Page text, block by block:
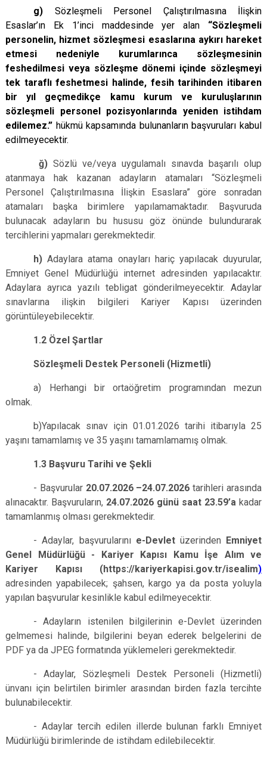
g) Sözleşmeli Personel Çalıştırılmasına İlişkin
Esaslar’ın Ek 1’inci maddesinde yer alan “Sözleşmeli
personelin, hizmet sözleşmesi esaslarına aykırı hareket
etmesi nedeniyle kurumlarınca sözleşmesinin
feshedilmesi veya sözleşme dönemi içinde sözleşmeyi
tek taraflı feshetmesi halinde, fesih tarihinden itibaren
bir yıl geçmedikçe kamu kurum ve kuruluşlarının
sözleşmeli personel pozisyonlarında yeniden istihdam
edilemez.” hükmü kapsamında bulunanların başvuruları kabul
edilmeyecektir.
ğ)Sözlü ve/veya uygulamalı sınavda başarılı olup
atanmaya hak kazanan adayların atamaları “Sözleşmeli
Personel Çalıştırılmasına İlişkin Esaslara” göre sonradan
atamaları başka birimlere yapılamamaktadır. Başvuruda
bulunacak adayların bu hususu göz önünde bulundurarak
tercihlerini yapmaları gerekmektedir.
h) Adaylara atama onayları hariç yapılacak duyurular,
Emniyet Genel Müdürlüğü internet adresinden yapılacaktır.
Adaylara ayrıca yazılı tebligat gönderilmeyecektir. Adaylar
sınavlarına ilişkin bilgileri Kariyer Kapısı üzerinden
görüntüleyebilecektir.
1.2 Özel Şartlar
Sözleşmeli Destek Personeli (Hizmetli)
a) Herhangi bir ortaöğretim programından mezun
olmak.
b)Yapılacak sınav için 01.01.2026 tarihi itibarıyla 25
yaşını tamamlamış ve 35 yaşını tamamlamamış olmak.
1.3 Başvuru Tarihi ve Şekli
- Başvurular 20.07.2026 –24.07.2026 tarihleri arasında
alınacaktır. Başvuruların, 24.07.2026 günü saat 23.59’a kadar
tamamlanmış olması gerekmektedir.
- Adaylar, başvurularını e-Devlet üzerinden Emniyet
Genel Müdürlüğü - Kariyer Kapısı Kamu İşe Alım ve
Kariyer Kapısı (https://kariyerkapisi.gov.tr/isealim)
adresinden yapabilecek; şahsen, kargo ya da posta yoluyla
yapılan başvurular kesinlikle kabul edilmeyecektir.
- Adayların istenilen bilgilerinin e-Devlet üzerinden
gelmemesi halinde, bilgilerini beyan ederek belgelerini de
PDF ya da JPEG formatında yüklemeleri gerekmektedir.
- Adaylar, Sözleşmeli Destek Personeli (Hizmetli)
ünvanı için belirtilen birimler arasından birden fazla tercihte
bulunabilecektir.
- Adaylar tercih edilen illerde bulunan farklı Emniyet
Müdürlüğü birimlerinde de istihdam edilebilecektir.